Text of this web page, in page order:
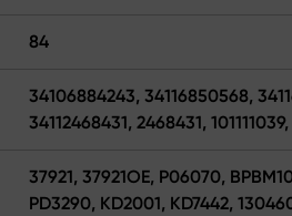
84
34106884243, 34116850568,
34112468431, 2468431,
37921, 37921OE, P06070,
PD3290, KD2001, KD7442,